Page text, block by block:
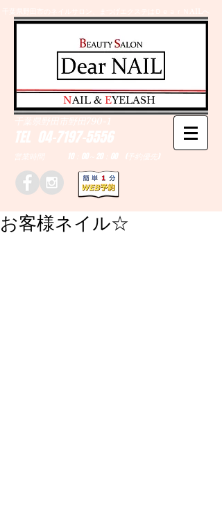
千葉県野田市のネイルサロン、まつげエクステはＤｅａｒＮAILへ
TEL 04-7197-5556
営業時間 10：00～20：00 (予約優先)
千葉県野田市野田790-1
​NAIL & EYELASH
お客様ネイル☆